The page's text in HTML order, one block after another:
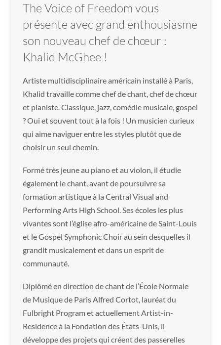
The Voice of Freedom vous
présente avec grand enthousiasme
son nouveau chef de chœur :
Khalid McGhee !
Artiste multidisciplinaire américain installé à Paris,
Khalid travaille comme chef de chant, chef de chœur
et pianiste. Classique, jazz, comédie musicale, gospel
? Oui et souvent tout à la fois ! Un musicien curieux
qui aime naviguer entre les styles plutôt que de
choisir un seul chemin.
Formé très jeune au piano et au violon, il étudie
également le chant, avant de poursuivre sa
formation artistique à la Central Visual and
Performing Arts High School. Ses écoles les plus
vivantes sont l’église afro-américaine de Saint-Louis
et le Gospel Symphonic Choir au sein desquelles il
grandit musicalement et dans un esprit de
communauté.
Diplômé en direction de chant de l’École Normale
de Musique de Paris Alfred Cortot, lauréat du
Fulbright Program et actuellement Artist-in-
Residence à la Fondation des États-Unis, il
développe des projets qui créent des passerelles